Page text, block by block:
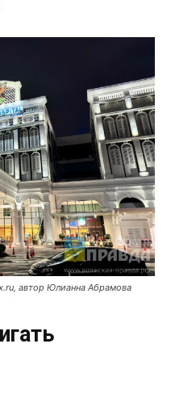
автор Юлианна Абрамова